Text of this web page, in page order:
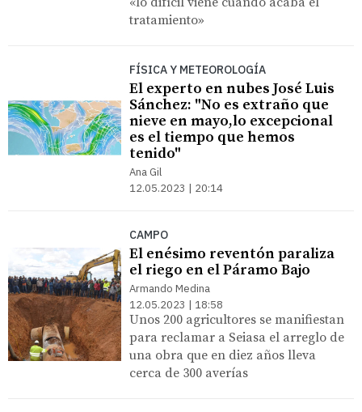
tratamiento»
FÍSICA Y METEOROLOGÍA
El experto en nubes José Luis
Sánchez: "No es extraño que
nieve en mayo,lo excepcional
es el tiempo que hemos
tenido"
Ana Gil
12.05.2023 | 20:14
CAMPO
El enésimo reventón paraliza
el riego en el Páramo Bajo
Armando Medina
12.05.2023 | 18:58
Unos 200 agricultores se manifiestan
para reclamar a Seiasa el arreglo de
una obra que en diez años lleva
cerca de 300 averías